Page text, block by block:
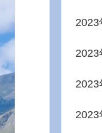
2023
2023
2023
2023